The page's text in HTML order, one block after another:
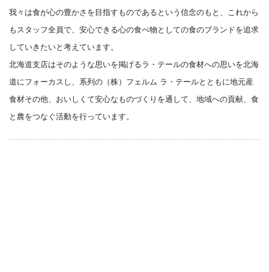
我々は食が心の豊かさを目指すものであるという信念のもと、これから
もスタッフ全員で、安心できる心の食べ物としての食のブランドを追求
していきたいと考えています。
北海道支店はそのような思いを掲げるラ・テールの食材への思いを北海
道にフォーカスし、系列の（株）フェルム ラ・テールとともに地元産
食材その他、おいしくて安心なものづくりを通して、地域への貢献、食
と農をつなぐ活動を行っています。